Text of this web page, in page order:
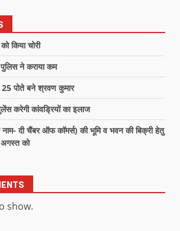
किया चोरी
ने कराया कम
25 पोते बने श्रवण कुमार
करेगी कांवड्रियों का इलाज
नाम- दी चैंबर ऑफ कॉमर्स) की भूमि व भवन की बिक्री हेतु
अगस्त को
show.